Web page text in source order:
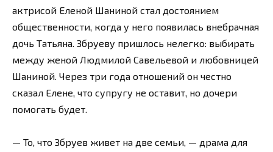
актрисой Еленой Шаниной стал достоянием
общественности, когда у него появилась внебрачная
дочь Татьяна. Збруеву пришлось нелегко: выбирать
между женой Людмилой Савельевой и любовницей
Шаниной. Через три года отношений он честно
сказал Елене, что супругу не оставит, но дочери
помогать будет.
— То, что Збруев живет на две семьи, — драма для